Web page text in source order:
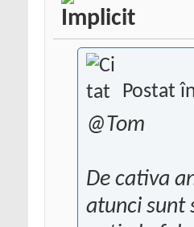
Postat
@Tom
De cativa
atunci sunt